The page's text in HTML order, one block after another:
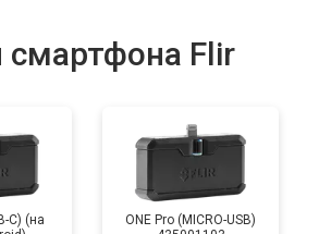
смартфона Flir
C) (на
ONE Pro (MICRO-USB)